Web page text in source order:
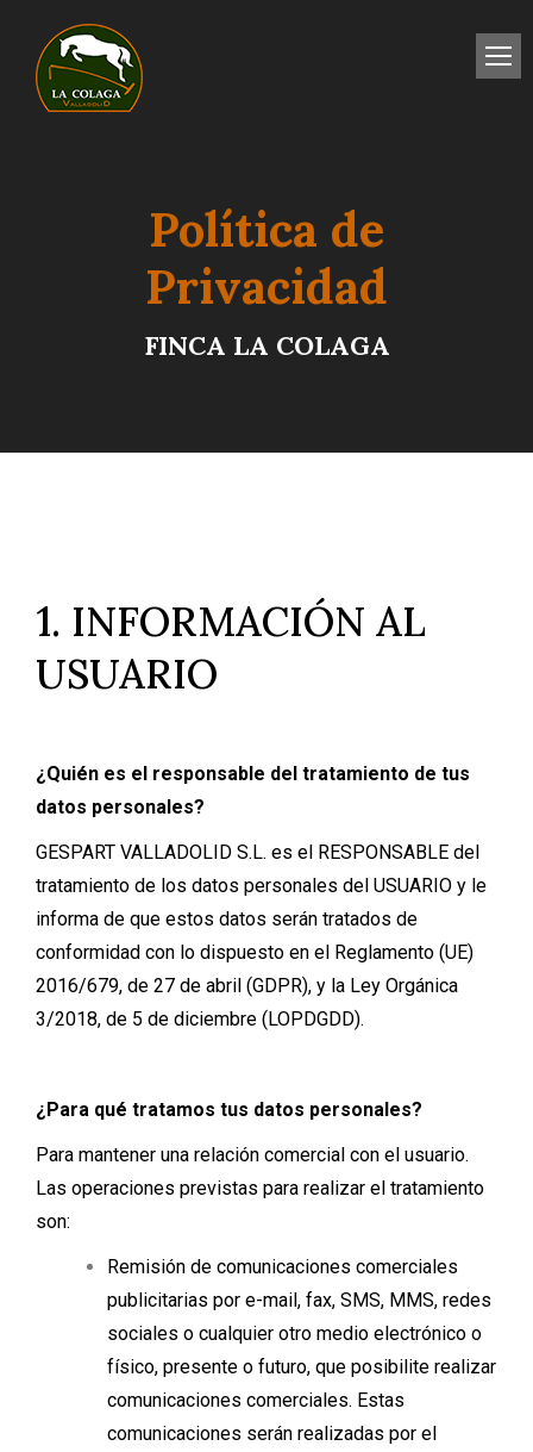
Política de
Privacidad
FINCA LA COLAGA
1. INFORMACIÓN AL
USUARIO
¿Quién es el responsable del tratamiento de tus
datos personales?
GESPART VALLADOLID S.L. es el RESPONSABLE del
tratamiento de los datos personales del USUARIO y le
informa de que estos datos serán tratados de
conformidad con lo dispuesto en el Reglamento (UE)
2016/679, de 27 de abril (GDPR), y la Ley Orgánica
3/2018, de 5 de diciembre (LOPDGDD).
¿Para qué tratamos tus datos personales?
Para mantener una relación comercial con el usuario.
Las operaciones previstas para realizar el tratamiento
son:
Remisión de comunicaciones comerciales
publicitarias por e-mail, fax, SMS, MMS, redes
sociales o cualquier otro medio electrónico o
físico, presente o futuro, que posibilite realizar
comunicaciones comerciales. Estas
comunicaciones serán realizadas por el